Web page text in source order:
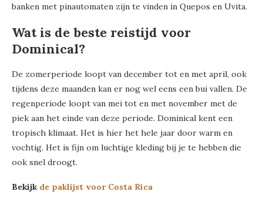
banken met pinautomaten zijn te vinden in Quepos en Uvita.
Wat is de beste reistijd voor
Dominical?
De zomerperiode loopt van december tot en met april, ook
tijdens deze maanden kan er nog wel eens een bui vallen. De
regenperiode loopt van mei tot en met november met de
piek aan het einde van deze periode. Dominical kent een
tropisch klimaat. Het is hier het hele jaar door warm en
vochtig. Het is fijn om luchtige kleding bij je te hebben die
ook snel droogt.
Bekijk de paklijst voor Costa Rica